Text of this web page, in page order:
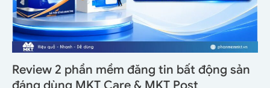
Review 2 phần mềm đăng tin bất động sản